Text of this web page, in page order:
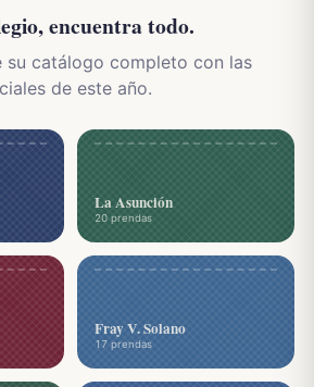
encuentra todo.
su catálogo completo con las
de este año.
La Asunción
20 prendas
Fray V. Solano
17 prendas